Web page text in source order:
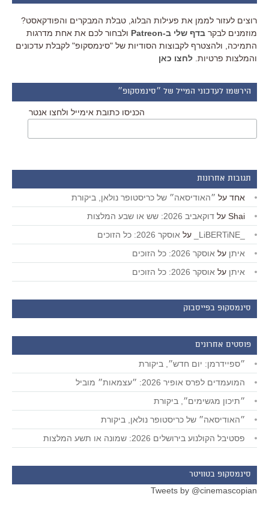
רוצים לעזור לממן את פעילות הבלוג, טבלת המבקרים והפודקאסט?
מוזמנים לבקר בדף שלי ב-Patreon
ולבחור לכם את אחת מדרגות
התמיכה, ולהצטרף לקבוצות הסודיות של "סינמסקופ" לקבלת עדכונים
והמלצות פרטיות. לחצו כאן
הירשמו לעדכוני המייל של ״סינמסקופ״
הכניסו כתובת אימייל ולחצו אנטר
תגובות אחרונות
אחד על ״האודיסאה״ של כריסטופר נולאן, ביקורת
Shai על דוקאביב 2026: שש או שבע המלצות
על אוסקר 2026: כל הזוכים
איתן על אוסקר 2026: כל הזוכים
איתן על אוסקר 2026: כל הזוכים
סינמסקופ בפייסבוק
פוסטים אחרונים
״ספיידרמן: יום חדש״, ביקורת
המועמדים לפרס אופיר 2026: ״עצמאות״ מוביל
״תיכון מגשימים״, ביקורת
״האודיסאה״ של כריסטופר נולאן, ביקורת
פסטיבל הקולנוע בירושלים 2026: שמונה או תשע המלצות
סינמסקופ בטוויטר
Tweets by @cinemascopian